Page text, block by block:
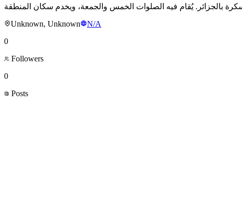
Unknown, Unknown
N/A
0
Followers
0
Posts